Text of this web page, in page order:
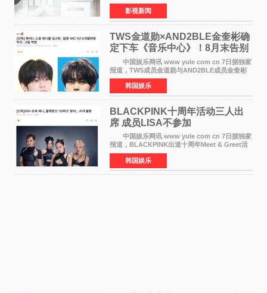
伯特·米切尔执导，好莱坞巨星安妮·海瑟薇和伊万
·麦克格雷格领衔主演的2026暑期惊悚冒险大片
《逃出绝
影视新闻
TWS金道勋×AND2BLE金奎彬确
定下车《音乐中心》！8月末告别
MC席位
中国娱乐网讯 www yule com cn 7日据独家
报道，TWS成员金道勋与AND2BLE成员金奎彬
将于8月离开《音乐中心》MC的位置。 金道
勋与金奎彬于去年3月与H2H A-NA一起被选为
《音乐中心》MC，约1
韩国娱乐
BLACKPINK十周年活动三人出
席 成员LISA不参加
中国娱乐网讯 www yule com cn 7日据独家
报道，BLACKPINK出道十周年Meet & Greet活
动将由智秀、ROS&Eacute;、JENNIE出席，
LISA将缺席。 此前BLACKPINK所属社YG并
未为组合出道十周年做
韩国娱乐